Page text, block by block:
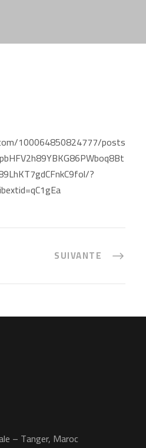
100064850824777/posts
?
SUIVANTE
– Tanger, Maroc